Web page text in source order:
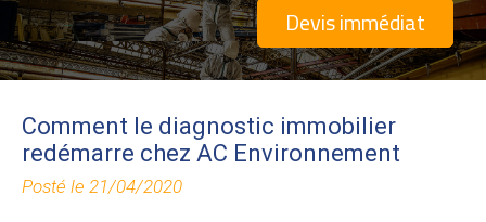
Devis immédiat
Comment le diagnostic immobilier
redémarre chez AC Environnement
Posté le 21/04/2020